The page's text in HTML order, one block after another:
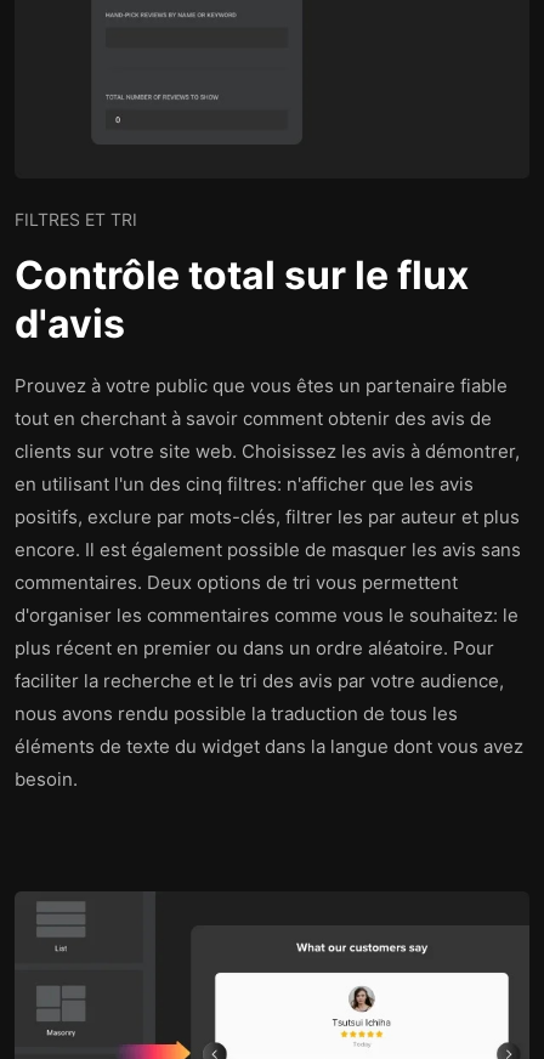
FILTRES ET TRI
Contrôle total sur le flux
d'avis
Prouvez à votre public que vous êtes un partenaire fiable
tout en cherchant à savoir comment obtenir des avis de
clients sur votre site web. Choisissez les avis à démontrer,
en utilisant l'un des cinq filtres: n'afficher que les avis
positifs, exclure par mots-clés, filtrer les par auteur et plus
encore. Il est également possible de masquer les avis sans
commentaires. Deux options de tri vous permettent
d'organiser les commentaires comme vous le souhaitez: le
plus récent en premier ou dans un ordre aléatoire. Pour
faciliter la recherche et le tri des avis par votre audience,
nous avons rendu possible la traduction de tous les
éléments de texte du widget dans la langue dont vous avez
besoin.